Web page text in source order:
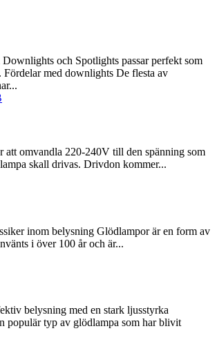
och Spotlights passar perfekt som
med downlights De flesta av
att omvandla 220-240V till den spänning som
skall drivas. Drivdon kommer...
inom belysning Glödlampor är en form av
i över 100 år och är...
belysning med en stark ljusstyrka
populär typ av glödlampa som har blivit